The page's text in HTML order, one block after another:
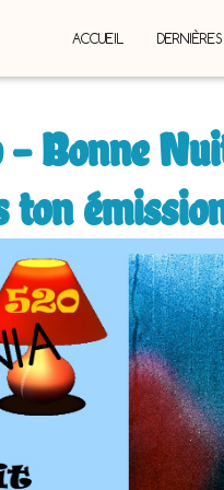
ACCUEIL
– Bonne
ton